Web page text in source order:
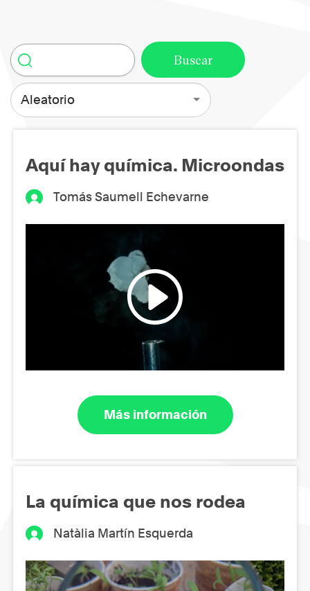
Aleatorio
Aquí hay química. Microondas
Tomás Saumell Echevarne
Más información
La química que nos rodea
Natàlia Martín Esquerda